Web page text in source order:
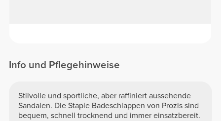
Info und Pflegehinweise
Stilvolle und sportliche, aber raffiniert aussehende
Sandalen. Die Staple Badeschlappen von Prozis sind
bequem, schnell trocknend und immer einsatzbereit.